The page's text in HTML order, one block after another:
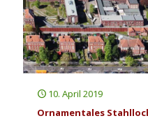
10. April 2019
Ornamentales